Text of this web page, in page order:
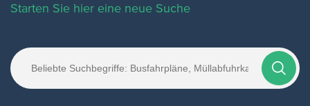
Starten Sie hier eine neue Suche